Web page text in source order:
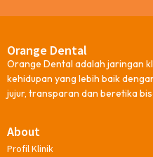
Orange Dental
Orange Dental adalah jaringan
kehidupan yang lebih baik
jujur, transparan dan beretika
About
Profil Klinik